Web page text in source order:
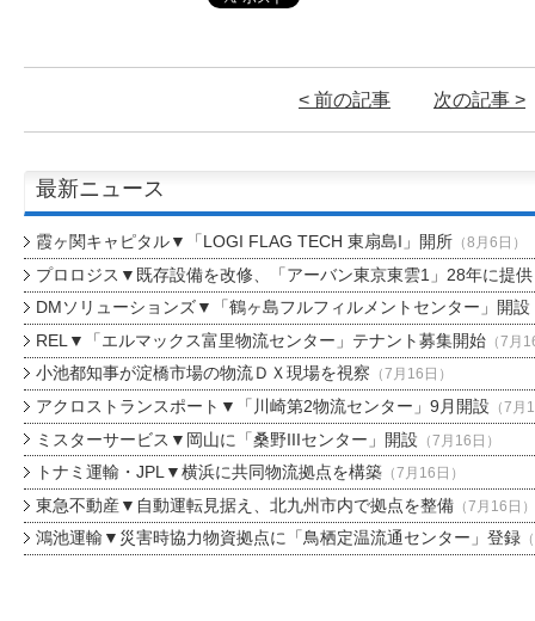
< 前の記事 次の記事 >
最新ニュース
霞ヶ関キャピタル▼「LOGI FLAG TECH 東扇島I」開所（8月6日）
プロロジス▼既存設備を改修、「アーバン東京東雲1」28年に提供
DMソリューションズ▼「鶴ヶ島フルフィルメントセンター」開設
REL▼「エルマックス富里物流センター」テナント募集開始（7月
小池都知事が淀橋市場の物流ＤＸ現場を視察 （7月16日）
アクロストランスポート▼「川崎第2物流センター」9月開設 （7月
ミスターサービス▼岡山に「桑野IIIセンター」開設 （7月16日）
トナミ運輸・JPL▼横浜に共同物流拠点を構築（7月16日）
東急不動産▼自動運転見据え、北九州市内で拠点を整備（7月16日）
鴻池運輸▼災害時協力物資拠点に「鳥栖定温流通センター」登録